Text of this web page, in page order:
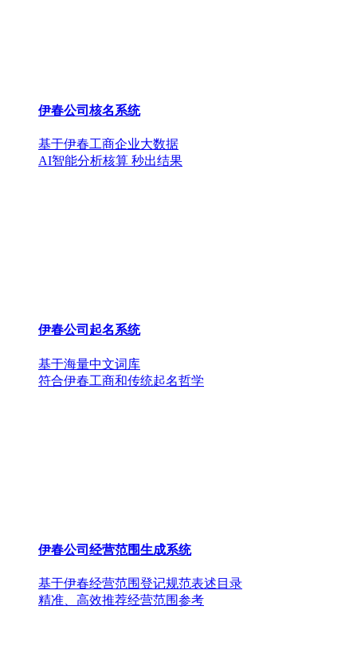
伊春公司核名系统
基于伊春工商企业大数据
AI智能分析核算 秒出结果
伊春公司起名系统
基于海量中文词库
符合伊春工商和传统起名哲学
伊春公司经营范围生成系统
基于伊春经营范围登记规范表述目录
精准、高效推荐经营范围参考